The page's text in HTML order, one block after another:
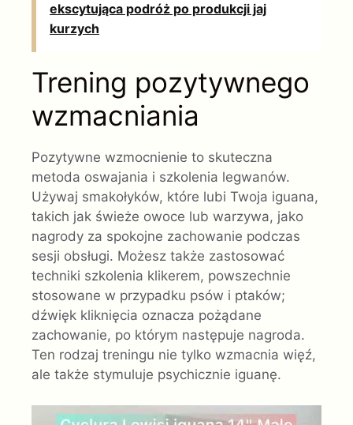
ekscytująca podróż po produkcji jaj
kurzych
Trening pozytywnego
wzmacniania
Pozytywne wzmocnienie to skuteczna
metoda oswajania i szkolenia legwanów.
Używaj smakołyków, które lubi Twoja iguana,
takich jak świeże owoce lub warzywa, jako
nagrody za spokojne zachowanie podczas
sesji obsługi. Możesz także zastosować
techniki szkolenia klikerem, powszechnie
stosowane w przypadku psów i ptaków;
dźwięk kliknięcia oznacza pożądane
zachowanie, po którym następuje nagroda.
Ten rodzaj treningu nie tylko wzmacnia więź,
ale także stymuluje psychicznie iguanę.